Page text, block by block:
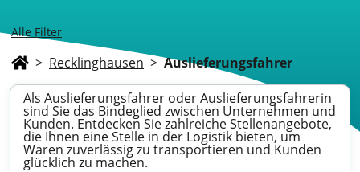
Alle Filter
> Recklinghausen > Auslieferungsfahrer
Als Auslieferungsfahrer oder Auslieferungsfahrerin
sind Sie das Bindeglied zwischen Unternehmen und
Kunden. Entdecken Sie zahlreiche Stellenangebote,
die Ihnen eine Stelle in der Logistik bieten, um
Waren zuverlässig zu transportieren und Kunden
glücklich zu machen.